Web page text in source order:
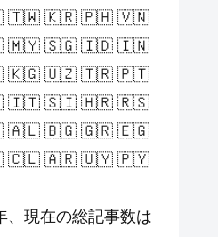
🇹🇼 🇰🇷 🇵🇭 🇻🇳
🇲🇾 🇸🇬 🇮🇩 🇮🇳
🇰🇬 🇺🇿 🇹🇷 🇵🇹
🇮🇹 🇸🇮 🇭🇷 🇷🇸
🇦🇱 🇧🇬 🇬🇷 🇪🇬
🇨🇱 🇦🇷 🇺🇾 🇵🇾
、現在の総記事数は